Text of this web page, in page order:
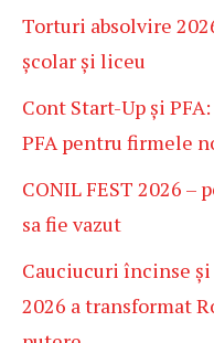
Torturi absolvire
școlar și liceu
Cont Start-Up și
PFA pentru firmele
CONIL FEST 2026
sa fie vazut
Cauciucuri încinse
2026 a transformat